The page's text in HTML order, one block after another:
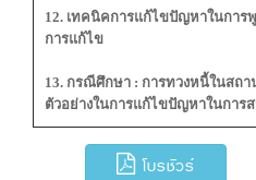
12. เทคนิคการแก้ไขปัญหาในการ
การแก้ไข
13. กรณีศึกษา : การทวงหนี้ในสถ
ตัวอย่างในการแก้ไขปัญหาในการ
โบรชัวร์